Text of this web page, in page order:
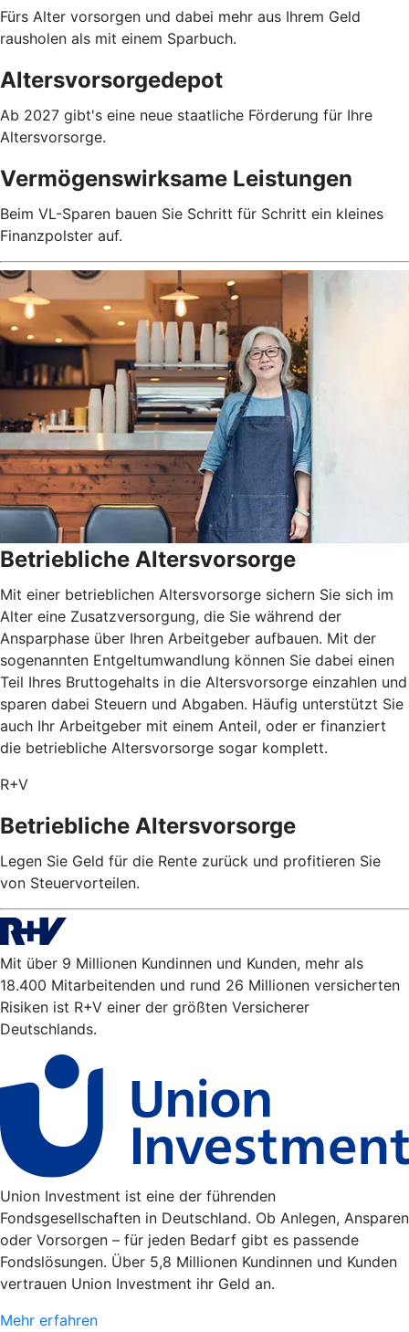
Fürs Alter vorsorgen und dabei mehr aus Ihrem Geld
rausholen als mit einem Sparbuch.
Altersvorsorgedepot
Ab 2027 gibt's eine neue staatliche Förderung für Ihre
Altersvorsorge.
Vermögenswirksame Leistungen
Beim VL-Sparen bauen Sie Schritt für Schritt ein kleines
Finanzpolster auf.
Betriebliche Altersvorsorge
Mit einer betrieblichen Altersvorsorge sichern Sie sich im
Alter eine Zusatzversorgung, die Sie während der
Ansparphase über Ihren Arbeitgeber aufbauen. Mit der
sogenannten Entgeltumwandlung können Sie dabei einen
Teil Ihres Bruttogehalts in die Altersvorsorge einzahlen und
sparen dabei Steuern und Abgaben. Häufig unterstützt Sie
auch Ihr Arbeitgeber mit einem Anteil, oder er finanziert
die betriebliche Altersvorsorge sogar komplett.
R+V
Betriebliche Altersvorsorge
Legen Sie Geld für die Rente zurück und profitieren Sie
von Steuervorteilen.
Mit über 9 Millionen Kundinnen und Kunden, mehr als
18.400 Mitarbeitenden und rund 26 Millionen versicherten
Risiken ist R+V einer der größten Versicherer
Deutschlands.
Union Investment ist eine der führenden
Fondsgesellschaften in Deutschland. Ob Anlegen, Ansparen
oder Vorsorgen – für jeden Bedarf gibt es passende
Fondslösungen. Über 5,8 Millionen Kundinnen und Kunden
vertrauen Union Investment ihr Geld an.
Mehr erfahren